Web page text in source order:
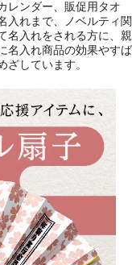
レンダー、販促用タオ
入れまで、ノベルティ関
名入れをされる方に、親
名入れ商品の効果やすば
しています。